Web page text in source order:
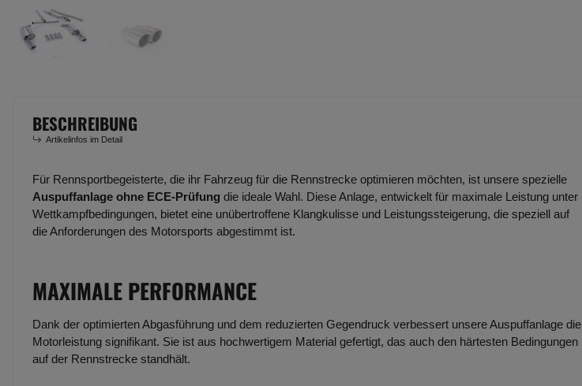
BESCHREIBUNG
Artikelinfos im Detail
Für Rennsportbegeisterte, die ihr Fahrzeug für die Rennstrecke optimieren möchten, ist unsere spezielle
Auspuffanlage ohne ECE-Prüfung die ideale Wahl. Diese Anlage, entwickelt für maximale Leistung unter
Wettkampfbedingungen, bietet eine unübertroffene Klangkulisse und Leistungssteigerung, die speziell auf
die Anforderungen des Motorsports abgestimmt ist.
MAXIMALE PERFORMANCE
Dank der optimierten Abgasführung und dem reduzierten Gegendruck verbessert unsere Auspuffanlage die
Motorleistung signifikant. Sie ist aus hochwertigem Material gefertigt, das auch den härtesten Bedingungen
auf der Rennstrecke standhält.